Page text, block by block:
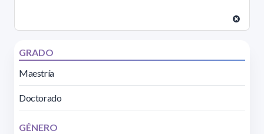
GRADO
Maestría
Doctorado
GÉNERO